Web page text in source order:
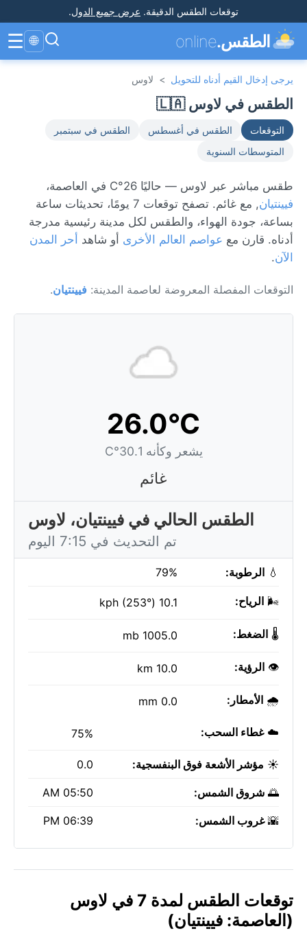
توقعات الطقس الدقيقة. عرض جميع الدول.
الطقس.online
🌐
☰
يرجى إدخال القيم أدناه للتحويل > لاوس
الطقس في لاوس 🇱🇦
التوقعات الطقس في أغسطس
الطقس في سبتمبر
المتوسطات السنوية
طقس مباشر عبر لاوس — حاليًا 26°C في العاصمة،
فيينتيان
, مع غائم. تصفح توقعات 7 يومًا، تحديثات ساعة
بساعة، جودة الهواء، والطقس لكل مدينة رئيسية مدرجة
أدناه. قارن مع عواصم العالم الأخرى أو شاهد أحر المدن
الآن.
التوقعات المفصلة المعروضة لعاصمة المدينة: فيينتيان.
26.0°C
يشعر وكأنه 30.1°C
غائم
الطقس الحالي في فيينتيان، لاوس
تم التحديث في 7:15 اليوم
💧 الرطوبة: 79%
🌬️ الرياح: 10.1 kph (253°)
🌡️ الضغط: 1005.0 mb
👁️ الرؤية: 10.0 km
🌧️ الأمطار: 0.0 mm
☁️غطاء السحب: 75%
☀️ مؤشر الأشعة فوق البنفسجية: 0.0
🌅 شروق الشمس: 05:50 AM
🌇غروب الشمس: 06:39 PM
توقعات الطقس لمدة 7 في لاوس
(العاصمة: فيينتيان)